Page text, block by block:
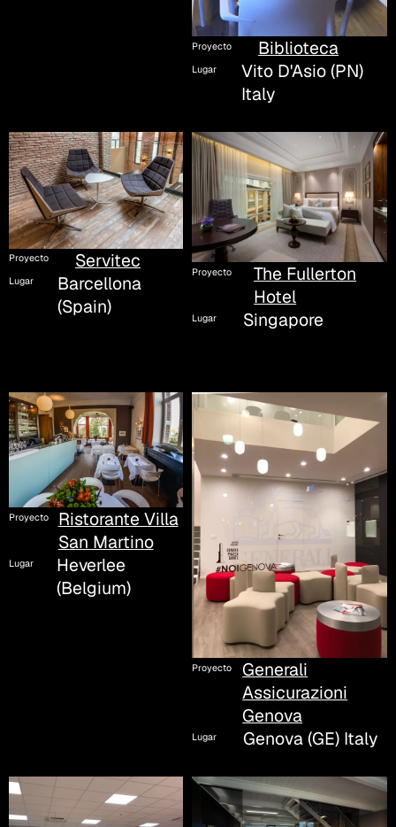
Proyecto Biblioteca
Lugar
Vito D'Asio (PN)
Italy
Proyecto Servitec
Lugar
Barcellona
(Spain)
Proyecto
The Fullerton
Hotel
Lugar Singapore
Proyecto
Ristorante Villa
San Martino
Lugar
Heverlee
(Belgium)
Proyecto
Generali
Assicurazioni
Genova
Lugar Genova (GE) Italy